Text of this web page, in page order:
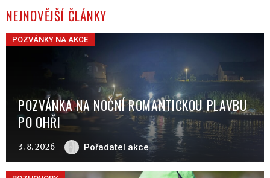
NEJNOVĚJŠÍ ČLÁNKY
POZVÁNKY NA AKCE
POZVÁNKA NA NOČNÍ ROMANTICKOU PLAVBU
PO OHŘI
3. 8. 2026 Pořadatel akce